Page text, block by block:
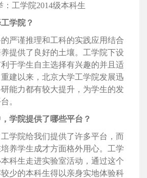
：工学院2014级本科生
学院？
严谨推理和工科的实践应用结合
提供了良好的土壤。工学院下设
于学生自主选择有兴趣的并且适
建以来，北京大学工学院发展迅
能力都有较大提升，为学生的发
。
学院提供了哪些平台？
学院给我们提供了许多平台，而
养学生成才方面格外用心。工学
科生走进实验室活动，通过这个
少的本科生得以亲身实地体验科